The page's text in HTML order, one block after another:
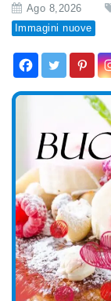
Ago 8,2026
Immagini nuove